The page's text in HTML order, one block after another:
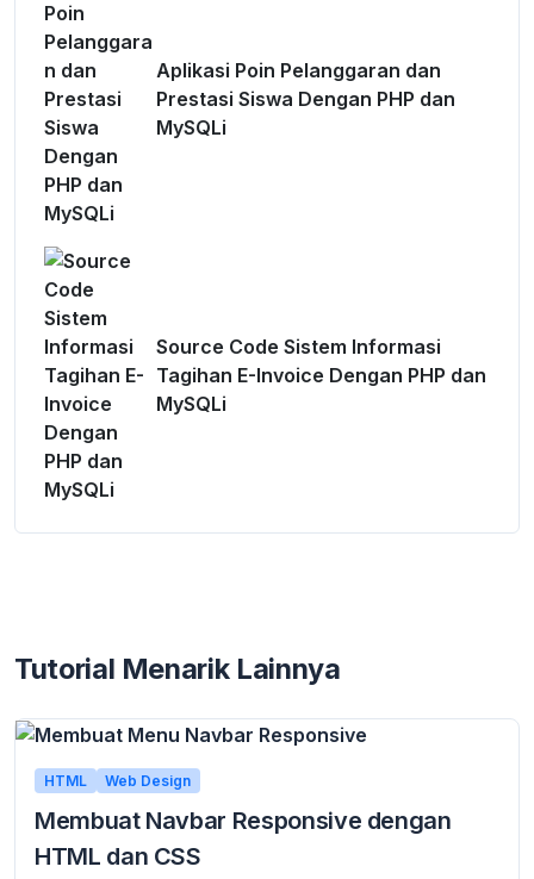
Aplikasi Poin Pelanggaran dan
Prestasi Siswa Dengan PHP dan
MySQLi
Source Code Sistem Informasi
Tagihan E-Invoice Dengan PHP dan
MySQLi
Tutorial Menarik Lainnya
HTML Web Design
Membuat Navbar Responsive dengan
HTML dan CSS